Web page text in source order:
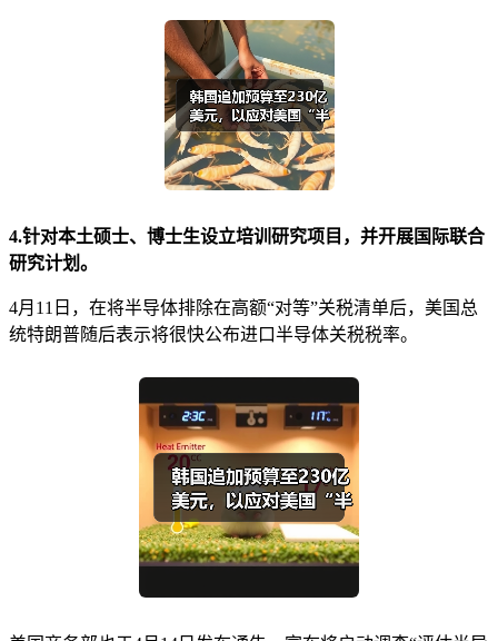
4.针对本土硕士、博士生设立培训研究项目，并开展国际联合
研究计划。
4月11日，在将半导体排除在高额“对等”关税清单后，美国总
统特朗普随后表示将很快公布进口半导体关税税率。